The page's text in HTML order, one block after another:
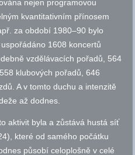
nejen programovou
kvantitativním přínosem
za období 1980–90 bylo
1608 koncertů
vzdělávacích pořadů, 564
klubových pořadů, 646
A v tomto duchu a intenzitě
až dodnes.
aktivit byla a zůstává hustá síť
které od samého počátku
působí celoplošně v celé